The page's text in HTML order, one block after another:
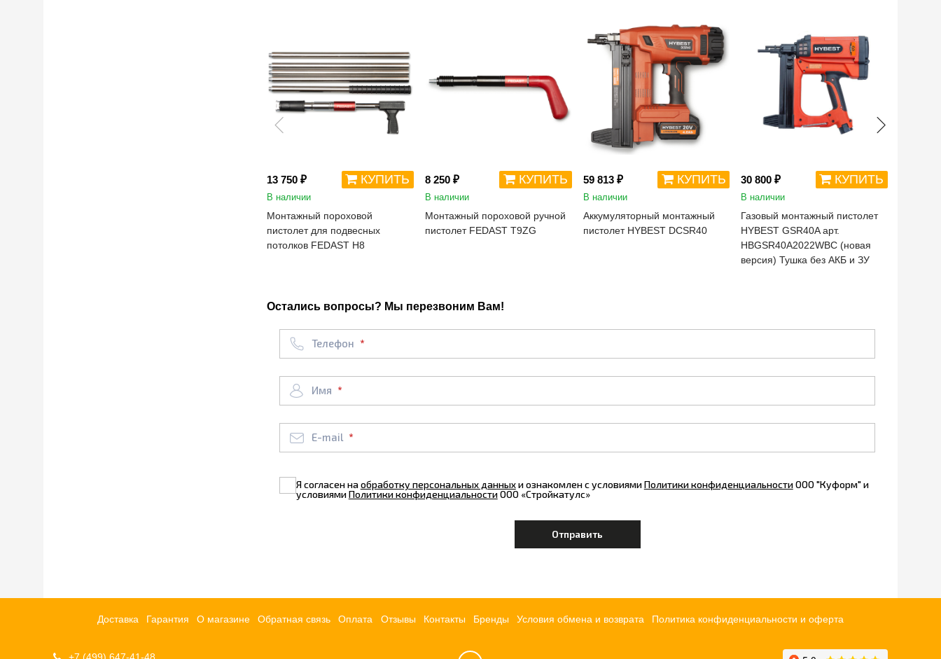
13 750 ₽ КУПИТЬ
В наличии
Монтажный пороховой
пистолет для подвесных
потолков FEDAST H8
8 250 ₽ КУПИТЬ
В наличии
Монтажный пороховой ручной
пистолет FEDAST Т9ZG
59 813 ₽ КУПИТЬ
В наличии
Аккумуляторный монтажный
пистолет HYBEST DCSR40
30 800 ₽ КУПИТЬ
В наличии
Газовый монтажный пистолет
HYBEST GSR40A арт.
HBGSR40A2022WBC (новая
версия) Тушка без АКБ и ЗУ
Остались вопросы? Мы перезвоним Вам!
Телефон
Имя
E-mail
Я согласен наобработку персональных данныхи ознакомлен с условиямиПолитики конфиденциальностиООО "Куформ" и
условиямиПолитики конфиденциальностиООО «Стройкатулс»
Доставка Гарантия О магазине Обратная связь Оплата Отзывы Контакты Бренды Условия обмена и возврата Политика конфиденциальности и оферта
+7 (499) 647-41-48